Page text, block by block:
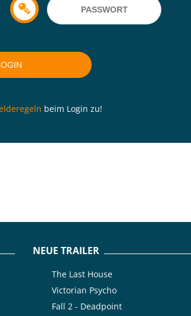
beim Login zu!
NEUE TRAILER
The Last House
Victorian Psycho
Fall 2 - Deadpoint